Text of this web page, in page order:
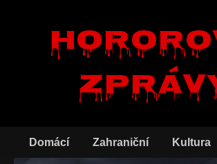
Domácí Zahraniční Kultura